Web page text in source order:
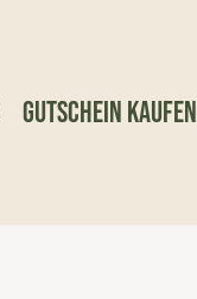
Gutschein kaufen